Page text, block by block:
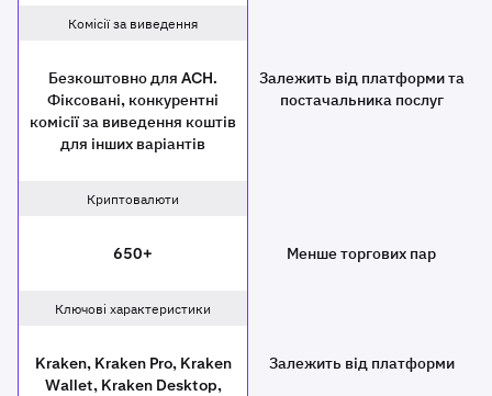
Комісії за виведення
Безкоштовно для ACH.
Фіксовані, конкурентні
комісії за виведення коштів
для інших варіантів
Залежить від платформи та
постачальника послуг
Криптовалюти
650+ Менше торгових пар
Ключові характеристики
Kraken, Kraken Pro, Kraken
Wallet, Kraken Desktop,
Залежить від платформи